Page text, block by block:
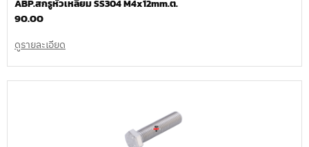
ABP.สกรูหัวเหลี่ยม SS304 M4x12mm.ต.
90.00
ดูรายละเอียด